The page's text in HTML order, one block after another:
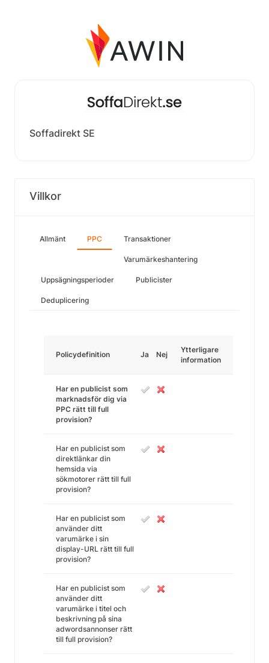
Soffadirekt SE
Villkor
Allmänt PPC Transaktioner
Varumärkeshantering
Uppsägningsperioder Publicister
Deduplicering
Policydefinition Ja Nej
Ytterligare
information
Har en publicist som
marknadsför dig via
PPC rätt till full
provision?
Har en publicist som
direktlänkar din
hemsida via
sökmotorer rätt till full
provision?
Har en publicist som
använder ditt
varumärke i sin
display-URL rätt till full
provision?
Har en publicist som
använder ditt
varumärke i titel och
beskrivning på sina
adwordsannonser rätt
till full provision?